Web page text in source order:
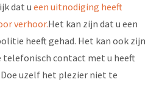
dat ueen uitnodiging heeft
verhoor.Het kan zijn dat u een
heeft gehad. Het kan ook zijn
telefonisch contact met u heeft
uzelf het plezier niet te